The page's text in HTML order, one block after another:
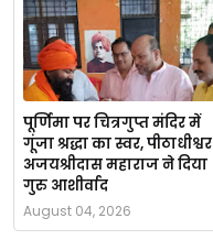
पूर्णिमा पर चित्रगुप्त मंदिर में
गूंजा श्रद्धा का स्वर, पीठाधीश्वर
अजयश्रीदास महाराज ने दिया
गुरु आशीर्वाद
August 04, 2026